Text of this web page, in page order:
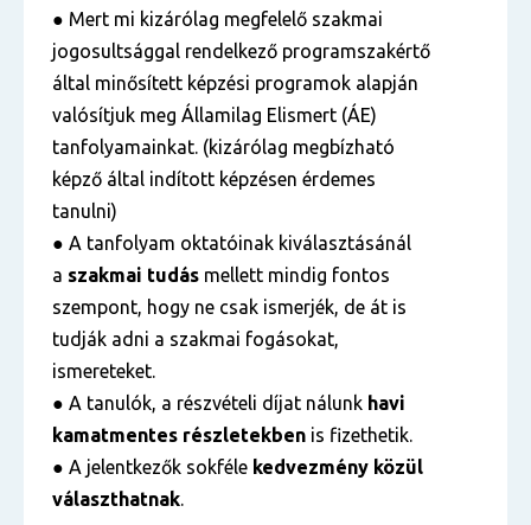
● Mert mi kizárólag megfelelő szakmai
jogosultsággal rendelkező programszakértő
által minősített képzési programok alapján
valósítjuk meg Államilag Elismert (ÁE)
tanfolyamainkat. (kizárólag megbízható
képző által indított képzésen érdemes
tanulni)
● A tanfolyam oktatóinak kiválasztásánál
a szakmai tudás mellett mindig fontos
szempont, hogy ne csak ismerjék, de át is
tudják adni a szakmai fogásokat,
ismereteket.
● A tanulók, a részvételi díjat nálunk havi
kamatmentes részletekben is fizethetik.
● A jelentkezők sokféle kedvezmény közül
választhatnak.